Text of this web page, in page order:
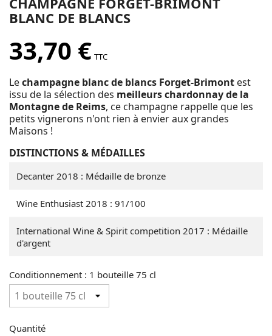
BLANC DE BLANCS
33,70 € TTC
Lechampagne blanc de blancs Forget-Brimont est
issu de la sélection des meilleurs chardonnay de la
Montagne de Reims, ce champagne rappelle que les
petits vignerons n'ont rien à envier aux grandes
Maisons !
DISTINCTIONS & MÉDAILLES
Decanter 2018 : Médaille de bronze
Wine Enthusiast 2018 : 91/100
International Wine & Spirit competition 2017 : Médaille
d'argent
Conditionnement : 1 bouteille 75 cl
Quantité